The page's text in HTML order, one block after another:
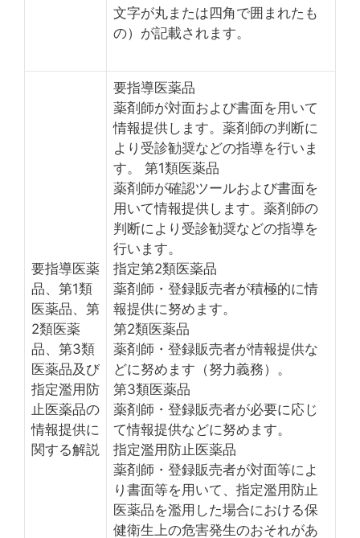
文字が丸または四角で囲まれたも
の）が記載されます。
要指導医薬
品、第1類
医薬品、第
2類医薬
品、第3類
医薬品及び
指定濫用防
止医薬品の
情報提供に
関する解説
要指導医薬品
薬剤師が対面および書面を用いて
情報提供します。薬剤師の判断に
より受診勧奨などの指導を行いま
す。 第1類医薬品
薬剤師が確認ツールおよび書面を
用いて情報提供します。薬剤師の
判断により受診勧奨などの指導を
行います。
指定第2類医薬品
薬剤師・登録販売者が積極的に情
報提供に努めます。
第2類医薬品
薬剤師・登録販売者が情報提供な
どに努めます（努力義務）。
第3類医薬品
薬剤師・登録販売者が必要に応じ
て情報提供などに努めます。
指定濫用防止医薬品
薬剤師・登録販売者が対面等によ
り書面等を用いて、指定濫用防止
医薬品を濫用した場合における保
健衛生上の危害発生のおそれがあ